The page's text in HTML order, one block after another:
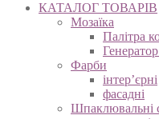
КАТАЛОГ ТОВАРІВ
Мозаїка
Палітра
Фарби
інтер’єрні
фасадні
Шпаклювальні